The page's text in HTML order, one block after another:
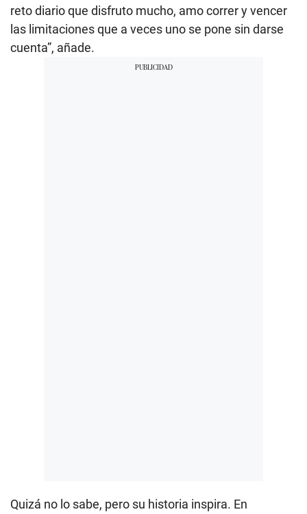
reto diario que disfruto mucho, amo correr y vencer
las limitaciones que a veces uno se pone sin darse
cuenta”, añade.
Quizá no lo sabe, pero su historia inspira. En